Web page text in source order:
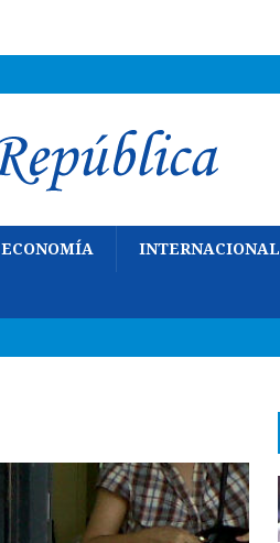
ECONOMÍA INTERNACIONAL